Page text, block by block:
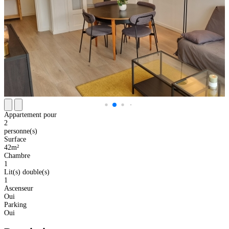
Appartement pour
2
personne(s)
Surface
42m²
Chambre
1
Lit(s) double(s)
1
Ascenseur
Oui
Parking
Oui